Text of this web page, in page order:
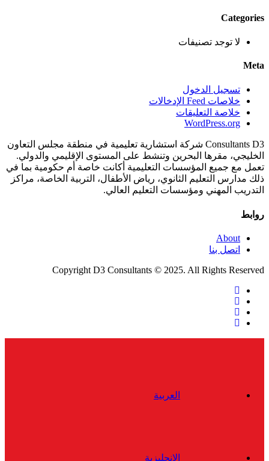
Categories
لا توجد تصنيفات
Meta
تسجيل الدخول
خلاصات Feed الإدخالات
خلاصة التعليقات
WordPress.org
Consultants D3 شركة استشارية تعليمية في منطقة مجلس التعاون
الخليجي، مقرها البحرين وتنشط على المستوى الإقليمي والدولي.
تعمل مع جميع المؤسسات التعليمية أكانت خاصة أم حكومية بما في
ذلك مدارس التعليم الثانوي، رياض الأطفال، التربية الخاصة، مراكز
التدريب المهني ومؤسسات التعليم العالي.
روابط
About
اتصل بنا
Copyright D3 Consultants © 2025. All Rights Reserved
twitter
facebook
linkedin
instagram
العربية
الإنجليزية